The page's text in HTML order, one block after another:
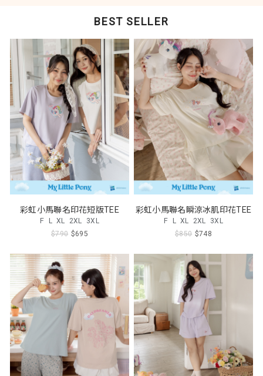
BEST SELLER
彩虹小馬聯名印花短版TEE
F L XL 2XL 3XL
$790 $695
彩虹小馬聯名瞬涼冰肌印花TEE
F L XL 2XL 3XL
$850 $748